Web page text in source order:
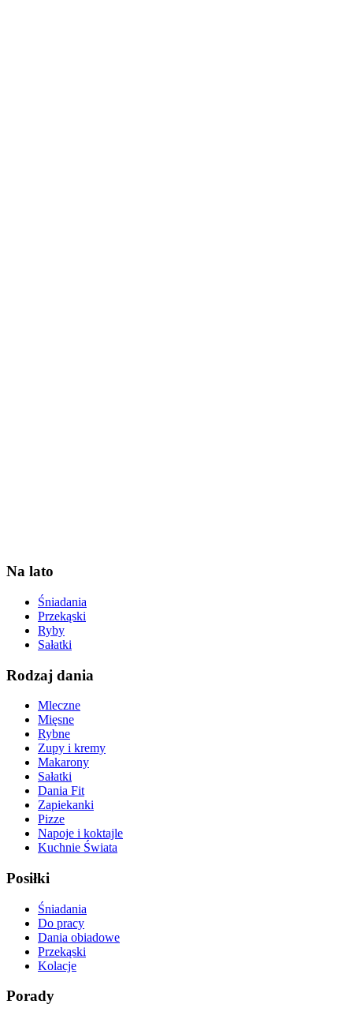
Na lato
Śniadania
Przekąski
Ryby
Sałatki
Rodzaj dania
Mleczne
Mięsne
Rybne
Zupy i kremy
Makarony
Sałatki
Dania Fit
Zapiekanki
Pizze
Napoje i koktajle
Kuchnie Świata
Posiłki
Śniadania
Do pracy
Dania obiadowe
Przekąski
Kolacje
Porady